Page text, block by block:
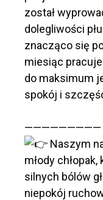
został
dolegliwości
znacząco się
miesiąc
do maksimum
spokój i
—————————
Naszym
młody
silnych bólów
niepokój